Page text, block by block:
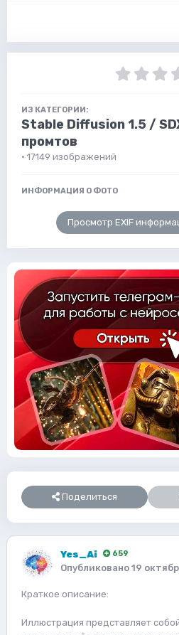
ИЗ КАТЕГОРИИ:
Stable Diffusion 1.5 /
промтов
· 17149 изображений
ИНФОРМАЦИЯ О ФОТО
Просмотр EXIF
Поделиться
Yes_Ai 659
Опубликовано 19
Краткое описание:
Иллюстрация представляет